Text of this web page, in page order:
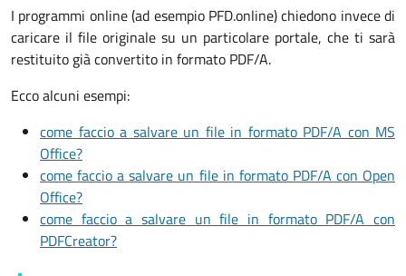
I programmi online (ad esempio PFD.online) chiedono invece di
caricare il file originale su un particolare portale, che ti sarà
restituito già convertito in formato PDF/A.
Ecco alcuni esempi:
come faccio a salvare un file in formato PDF/A con MS
Office?
come faccio a salvare un file in formato PDF/A con Open
Office?
come faccio a salvare un file in formato PDF/A con
PDFCreator?